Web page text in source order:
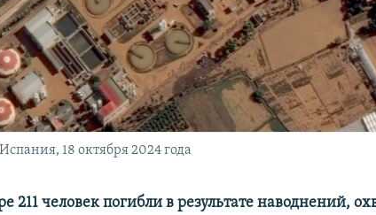
18 октября 2024 года
человек погибли в результате наводнений,